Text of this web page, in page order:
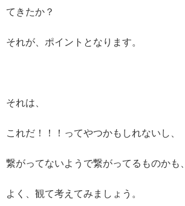
てきたか？
それが、ポイントとなります。
それは、
これだ！！！ってやつかもしれないし、
繋がってないようで繋がってるものかも、
よく、観て考えてみましょう。